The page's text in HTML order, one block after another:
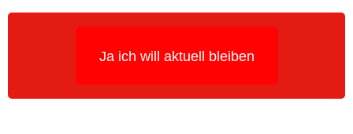
Ja ich will aktuell bleiben